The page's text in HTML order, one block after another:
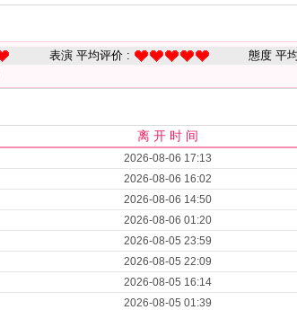
表演 平均评价 :
態度 平
离 开 时 间
2026-08-06 17:13
2026-08-06 16:02
2026-08-06 14:50
2026-08-06 01:20
2026-08-05 23:59
2026-08-05 22:09
2026-08-05 16:14
2026-08-05 01:39